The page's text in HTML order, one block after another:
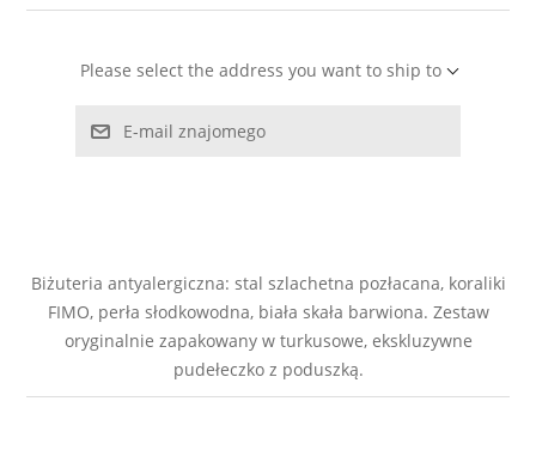
RODOCHROZYT
TURMALIN
Please select the address you want to ship to
E-mail znajomego
Biżuteria antyalergiczna: stal szlachetna pozłacana, koraliki
FIMO, perła słodkowodna, biała skała barwiona. Zestaw
oryginalnie zapakowany w turkusowe, ekskluzywne
pudełeczko z poduszką.